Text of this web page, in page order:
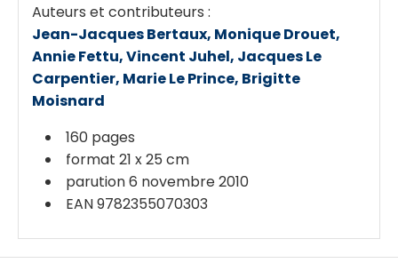
Auteurs et contributeurs :
Jean-Jacques Bertaux, Monique Drouet,
Annie Fettu, Vincent Juhel, Jacques Le
Carpentier, Marie Le Prince, Brigitte
Moisnard
160 pages
format 21 x 25 cm
parution 6 novembre 2010
EAN 9782355070303